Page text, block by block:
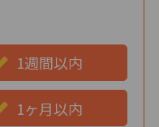
1週間以内
1ヶ月以内